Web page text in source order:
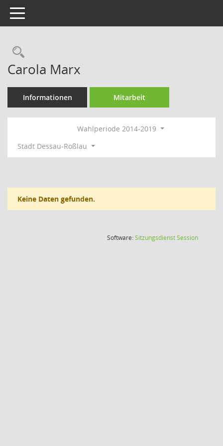
Toggle navigation
Rechercheauswahl
Carola Marx
Informationen Mitarbeit
Wahlperiode 2014-2019
Stadt Dessau-Roßlau
Keine Daten gefunden.
Software:SitzungsdienstSession(Wird in